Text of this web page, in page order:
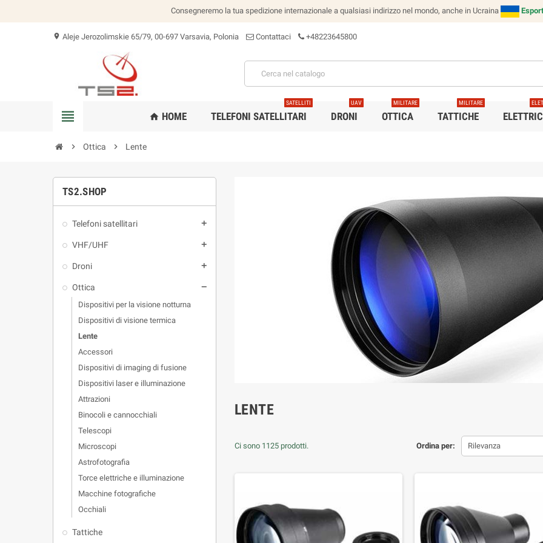
Consegneremo la tua spedizione internazionale a qualsiasi indirizzo nel mondo, anche in Ucraina
location_on Aleje Jerozolimskie 65/79, 00-697 Varsavia, Polonia Contattaci +48223645800
view_headline home HOME TELEFONI SATELLITARI
SATELLITI
DRONI
UAV
OTTICA
MILITARE
TATTICHE
MILITARE
chevron_right Ottica chevron_right Lente
TS2.SHOP
Telefoni satellitari add
VHF/UHF add
Droni add
Ottica remove
Dispositivi per la visione notturna
Dispositivi di visione termica
Lente
Accessori
Dispositivi di imaging di fusione
Dispositivi laser e illuminazione
Attrazioni
Binocoli e cannocchiali
Telescopi
Microscopi
Astrofotografia
Torce elettriche e illuminazione
Macchine fotografiche
Occhiali
Tattiche
LENTE
Ordina per: Rilevanza
Ci sono 1125 prodotti.